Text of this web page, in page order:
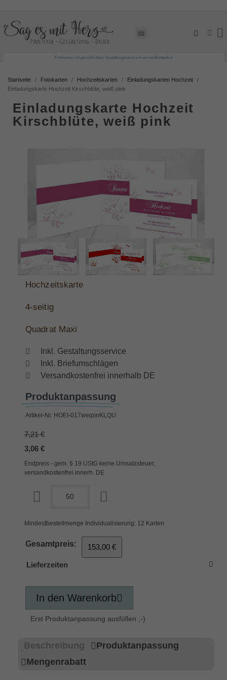
Fotokarten mit persönlichem Gestaltungsservice ♥ versandkostenfrei
Startseite Fotokarten Hochzeitskarten
Einladungskarten Hochzeit
Einladungskarte Hochzeit Kirschblüte, weiß pink
Einladungskarte Hochzeit
Kirschblüte, weiß pink
Hochzeitskarte
4-seitig
Quadrat Maxi
Inkl. Gestaltungsservice
Inkl. Briefumschlägen
Versandkostenfrei innerhalb DE
Produktanpassung
Artikel-Nr. HOEI-017weipinKLQU
7,21 €
3,06 €
Endpreis - gem. § 19 UStG keine Umsatzsteuer,
versandkostenfrei innerh. DE
Mindestbestellmenge Individualisierung: 12 Karten
Gesamtpreis: 153,00 €
Lieferzeiten
In den Warenkorb
Erst Produktanpassung ausfüllen ;-)
Beschreibung
Produktanpassung
Mengenrabatt